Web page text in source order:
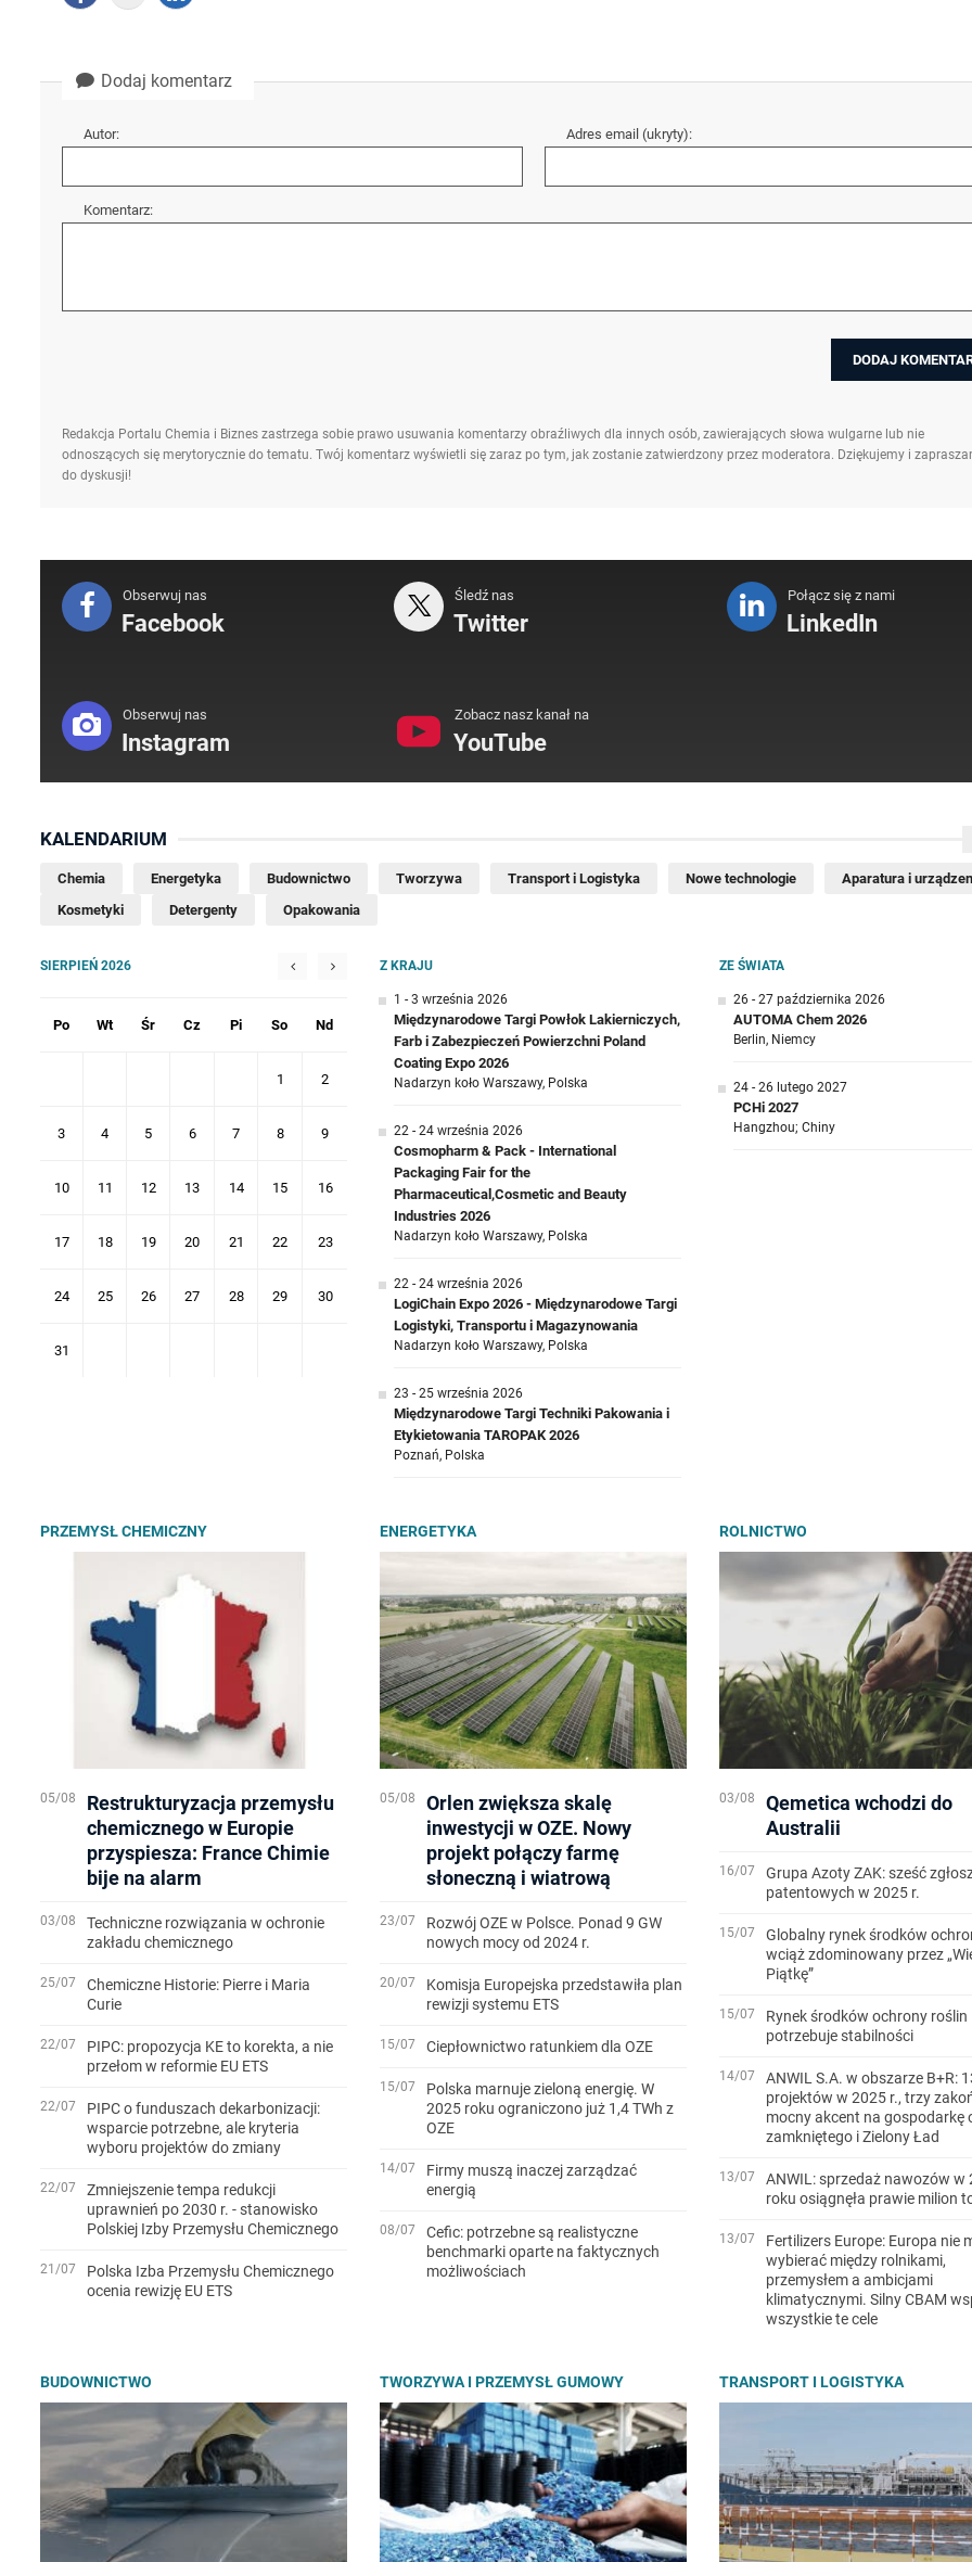
Dodaj komentarz
Autor: Adres email (ukryty):
Komentarz:
Redakcja Portalu Chemia i Biznes zastrzega sobie prawo usuwania komentarzy obraźliwych dla innych osób, zawierających słowa wulgarne lub nie
odnoszących się merytorycznie do tematu. Twój komentarz wyświetli się zaraz po tym, jak zostanie zatwierdzony przez moderatora. Dziękujemy i
do dyskusji!
Obserwuj nas
Facebook
Śledź nas
Twitter
Połącz się z nami
LinkedIn
Obserwuj nas
Instagram
Zobacz nasz kanał na
YouTube
KALENDARIUM
Chemia Energetyka Budownictwo Tworzywa Transport i Logistyka Nowe technologie
Aparatura i
Kosmetyki
Detergenty Opakowania
SIERPIEŃ 2026
Po Wt Śr Cz Pi So Nd
1 2
3 4 5 6 7 8 9
10 11 12 13 14 15 16
17 18 19 20 21 22 23
24 25 26 27 28 29 30
31
Z KRAJU
1 - 3 września 2026
Międzynarodowe Targi Powłok Lakierniczych,
Farb i Zabezpieczeń Powierzchni Poland
Coating Expo 2026
Nadarzyn koło Warszawy, Polska
22 - 24 września 2026
Cosmopharm & Pack - International
Packaging Fair for the
Pharmaceutical,Cosmetic and Beauty
Industries 2026
Nadarzyn koło Warszawy, Polska
22 - 24 września 2026
LogiChain Expo 2026 - Międzynarodowe Targi
Logistyki, Transportu i Magazynowania
Nadarzyn koło Warszawy, Polska
23 - 25 września 2026
Międzynarodowe Targi Techniki Pakowania i
Etykietowania TAROPAK 2026
Poznań, Polska
ZE ŚWIATA
26 - 27 października 2026
AUTOMA Chem 2026
Berlin, Niemcy
24 - 26 lutego 2027
PCHi 2027
Hangzhou; Chiny
PRZEMYSŁ CHEMICZNY
05/08
Restrukturyzacja przemysłu
chemicznego w Europie
przyspiesza: France Chimie
bije na alarm
03/08
Techniczne rozwiązania w ochronie
zakładu chemicznego
25/07
Chemiczne Historie: Pierre i Maria
Curie
22/07
PIPC: propozycja KE to korekta, a nie
przełom w reformie EU ETS
22/07
PIPC o funduszach dekarbonizacji:
wsparcie potrzebne, ale kryteria
wyboru projektów do zmiany
22/07
Zmniejszenie tempa redukcji
uprawnień po 2030 r. - stanowisko
Polskiej Izby Przemysłu Chemicznego
21/07
Polska Izba Przemysłu Chemicznego
ocenia rewizję EU ETS
ENERGETYKA
05/08
Orlen zwiększa skalę
inwestycji w OZE. Nowy
projekt połączy farmę
słoneczną i wiatrową
23/07
Rozwój OZE w Polsce. Ponad 9 GW
nowych mocy od 2024 r.
20/07
Komisja Europejska przedstawiła plan
rewizji systemu ETS
15/07 Ciepłownictwo ratunkiem dla OZE
15/07
Polska marnuje zieloną energię. W
2025 roku ograniczono już 1,4 TWh z
OZE
14/07
Firmy muszą inaczej zarządzać
energią
08/07
Cefic: potrzebne są realistyczne
benchmarki oparte na faktycznych
możliwościach
ROLNICTWO
03/08
Qemetica wchodzi do
Australii
16/07
Grupa Azoty ZAK: sześć
patentowych w 2025 r.
15/07
Globalny rynek środków
wciąż zdominowany przez
Piątkę”
15/07
Rynek środków ochrony roślin
potrzebuje stabilności
14/07
ANWIL S.A. w obszarze B+R:
projektów w 2025 r., trzy
mocny akcent na gospodarkę
zamkniętego i Zielony Ład
13/07
ANWIL: sprzedaż nawozów w
roku osiągnęła prawie milion
13/07
Fertilizers Europe: Europa nie
wybierać między rolnikami,
przemysłem a ambicjami
klimatycznymi. Silny CBAM
wszystkie te cele
BUDOWNICTWO TWORZYWA I PRZEMYSŁ GUMOWY TRANSPORT I LOGISTYKA